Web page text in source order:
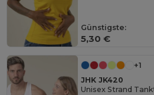
Günstigste:
5,30 €
+1
JHK JK420